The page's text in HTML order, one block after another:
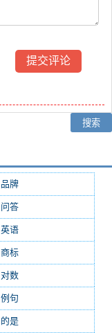
品牌(7576)
问答(4677)
英语(2330)
商标(2088)
对数(2073)
例句
的是(1143)